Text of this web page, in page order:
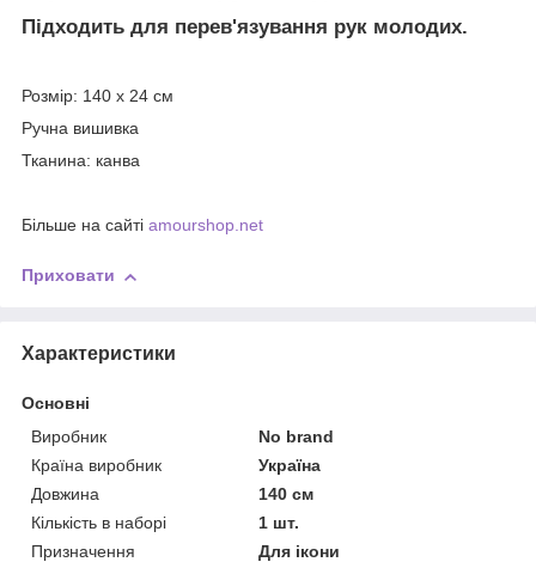
Підходить для перев'язування рук молодих.
Розмір: 140 х 24 см
Ручна вишивка
Тканина: канва
Більше на сайті amourshop.net
Приховати
Характеристики
Основні
Виробник
No brand
Країна виробник
Україна
Довжина
140 см
Кількість в наборі
1 шт.
Призначення
Для ікони